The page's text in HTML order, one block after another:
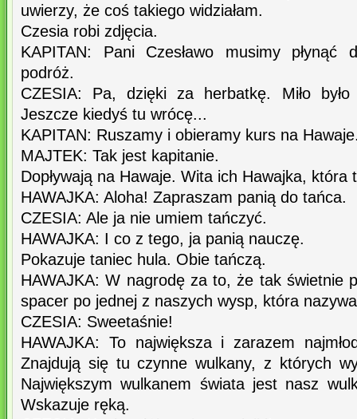
uwierzy, że coś takiego widziałam.
Czesia robi zdjęcia.
KAPITAN: Pani Czesławo musimy płynąć
podróż.
CZESIA: Pa, dzięki za herbatkę. Miło
Jeszcze kiedyś tu wrócę...
KAPITAN: Ruszamy i obieramy kurs na
MAJTEK: Tak jest kapitanie.
Dopływają na Hawaje. Wita ich Hawajka, która
HAWAJKA: Aloha! Zapraszam panią do tańca.
CZESIA: Ale ja nie umiem tańczyć.
HAWAJKA: I co z tego, ja panią nauczę.
Pokazuje taniec hula. Obie tańczą.
HAWAJKA: W nagrodę za to, że tak świetnie
spacer po jednej z naszych wysp, która
CZESIA: Sweetaśnie!
HAWAJKA: To największa i zarazem
Znajdują się tu czynne wulkany, z których
Największym wulkanem świata jest nasz
Wskazuje ręką.